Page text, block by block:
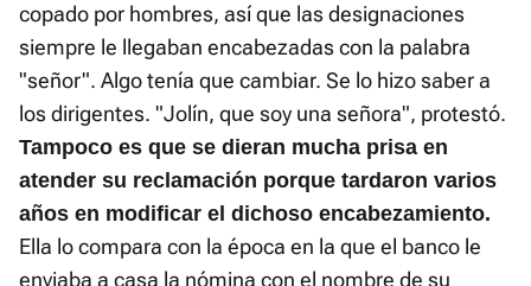
copado por hombres, así que las designaciones
siempre le llegaban encabezadas con la palabra
"señor". Algo tenía que cambiar. Se lo hizo saber a
los dirigentes. "Jolín, que soy una señora", protestó.
Tampoco es que se dieran mucha prisa en
atender su reclamación porque tardaron varios
años en modificar el dichoso encabezamiento.
Ella lo compara con la época en la que el banco le
enviaba a casa la nómina con el nombre de su